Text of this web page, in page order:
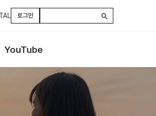
로그인 search
YouTube